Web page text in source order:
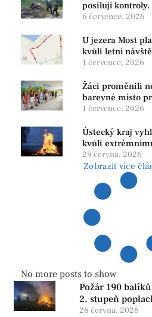
posilují
bezpečnost i
6 července, 2026
U jezera Most
kvůli letní
1 července, 2026
Žáci proměnili
barevné místo
1 července, 2026
Ústecký kraj
kvůli
ohňů i
29 června, 2026
Zobrazit více
No more posts to show
Požár 190
2. stupeň
26 června, 2026